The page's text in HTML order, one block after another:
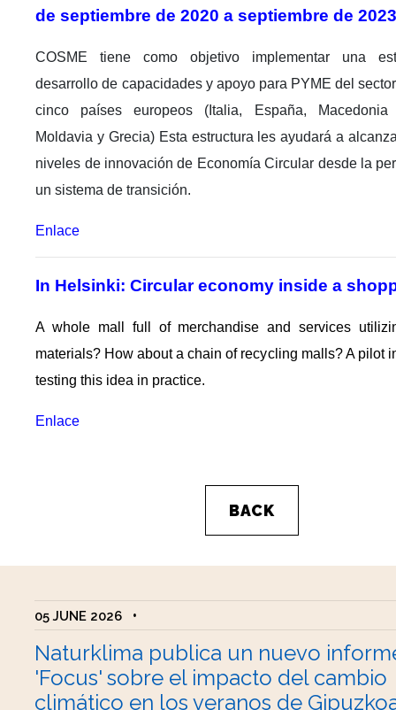
deseptiembre de 2020 aseptiembrede
COSME tiene como objetivo implementar una
desarrollo de capacidades y apoyo para PYME del
cinco países europeos (Italia, España,
Moldavia y Grecia) Esta estructura les ayudará a
niveles de innovación de Economía Circular desde la
un sistema de transición.
Enlace
In Helsinki: Circular economy inside a
A whole mall full of merchandise and services
materials? How about a chain of recycling malls? A pilot
testing this idea in practice.
Enlace
BACK
05 JUNE 2026 •
Naturklima publica un nuevo
'Focus' sobre el impacto del cambio
climático en los veranos de